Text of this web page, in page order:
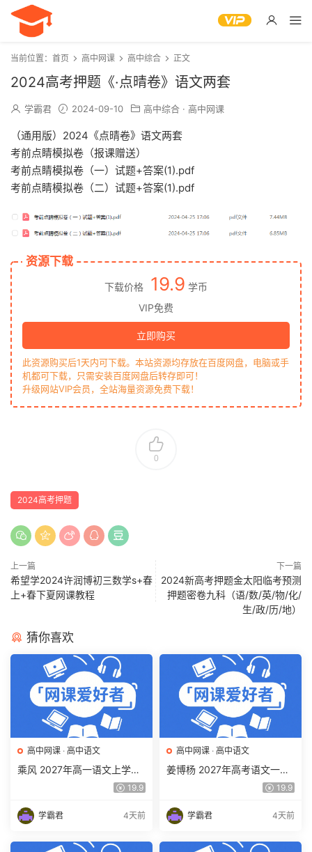
当前位置： 首页 高中网课 高中综合 正文
2024高考押题《·点晴卷》语文两套
学霸君 2024-09-10 高中综合 · 高中网课
（通用版）2024《点晴卷》语文两套
考前点睛模拟卷（报课赠送）
考前点睛模拟卷（一）试题+答案(1).pdf
考前点睛模拟卷（二）试题+答案(1).pdf
资源下载
下载价格 19.9 学币
VIP免费
立即购买
此资源购买后1天内可下载。本站资源均存放在百度网盘，电脑或手
机都可下载，只需安装百度网盘后转存即可！
升级网站VIP会员，全站海量资源免费下载！
0
2024高考押题
上一篇
希望学2024许润博初三数学s+春
上+春下夏网课教程
下一篇
2024新高考押题金太阳临考预测
押题密卷九科（语/数/英/物/化/
生/政/历/地）
猜你喜欢
高中网课 · 高中语文
乘风 2027年高一语文上学期
网课教程 高一语文 暑假班视
19.9
学霸君 4天前
高中网课 · 高中语文
姜博杨 2027年高考语文一轮
复习网课教程 高三语文 上学
下载
19.9
学霸君 4天前